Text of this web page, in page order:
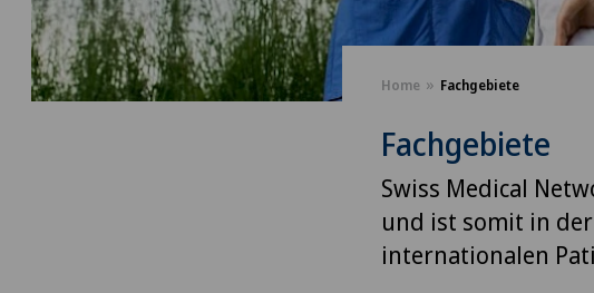
Home Fachgebiete
Fachgebiete
Swiss Medical
und ist somit in
internationalen